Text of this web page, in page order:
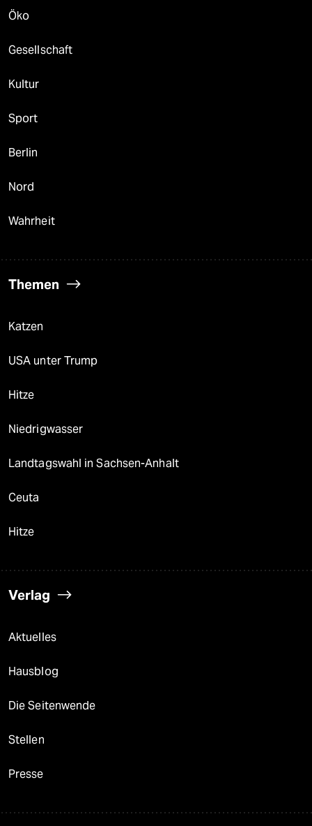
Öko
Gesellschaft
Kultur
Sport
Berlin
Nord
Wahrheit
Themen
Katzen
USA unter Trump
Hitze
Niedrigwasser
Landtagswahl in Sachsen-Anhalt
Ceuta
Hitze
Verlag
Aktuelles
Hausblog
Die Seitenwende
Stellen
Presse